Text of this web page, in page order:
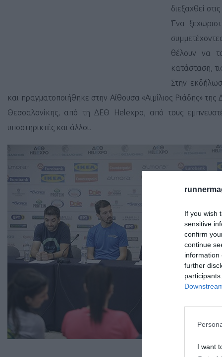
If you wish
sensitive
confirm
continue
information
further
I want
διεξαχθεί
Ένα
θέλουν να
κατάσταση,
Στην
και πραγματοποιήθηκε στην Αίθουσα «Αιμίλιος Ριάδης»
Θεσσαλονίκης, από τη ΔΕΘ Helexpo, από τους
υποστηρικτές και άλλοι.